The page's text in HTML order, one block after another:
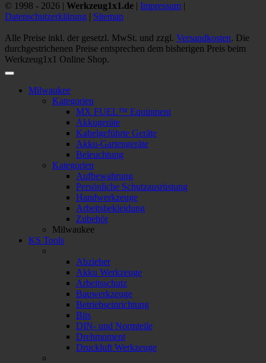
© 1998 - 2026 | Werkzeug1x1.de | Impressum |
Datenschutzerklärung | Sitemap
Alle Preise inkl. der gesetzl. MwSt. und zzgl. Versandkosten. Die
durchgestrichenen Preise entsprechen dem bisherigen Preis beim
Werkzeug1x1 Online Shop.
Milwaukee
Kategorien
MX FUEL™ Equipment
Akkugeräte
Kabelgeführte Geräte
Akku-Gartengeräte
Beleuchtung
Kategorien
Aufbewahrung
Persönliche Schutzausrüstung
Handwerkzeuge
Arbeitsbekleidung
Zubehör
Milwaukee
KS Tools
Abzieher
Akku Werkzeuge
Arbeitsschutz
Bauwerkzeuge
Betriebseinrichtung
Bits
DIN- und Normteile
Drehmoment
Druckluft Werkzeuge